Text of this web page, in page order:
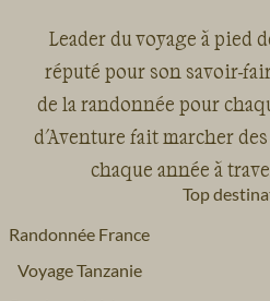
Leader du voyage à pied
réputé pour son savoir-
de la randonnée pour
d'Aventure fait marcher
chaque année à
Top
Randonnée France
Voyage Tanzanie